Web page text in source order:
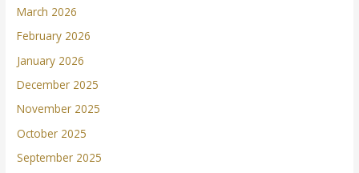
March 2026
February 2026
January 2026
December 2025
November 2025
October 2025
September 2025